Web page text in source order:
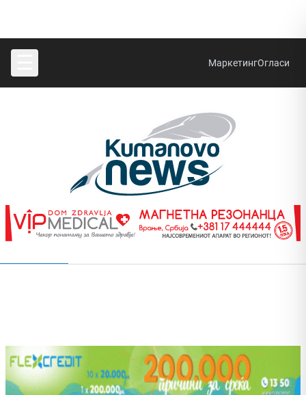
МаркетингОгласи